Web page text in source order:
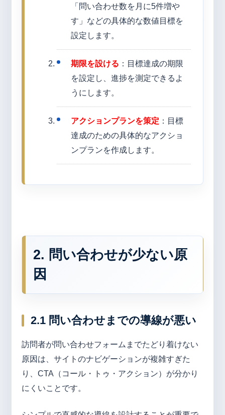
「問い合わせ数を月に5件増や
す」などの具体的な数値目標を
設定します。
期限を設ける ：目標達成の期限
を設定し、進捗を測定できるよ
うにします。
アクションプランを策定 ：目標
達成のための具体的なアクショ
ンプランを作成します。
2. 問い合わせが少ない原
因
2.1 問い合わせまでの導線が悪い
訪問者が問い合わせフォームまでたどり着けない
原因は、サイトのナビゲーションが複雑すぎた
り、CTA（コール・トゥ・アクション）が分かり
にくいことです。